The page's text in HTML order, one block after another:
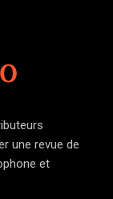
une revue de
et